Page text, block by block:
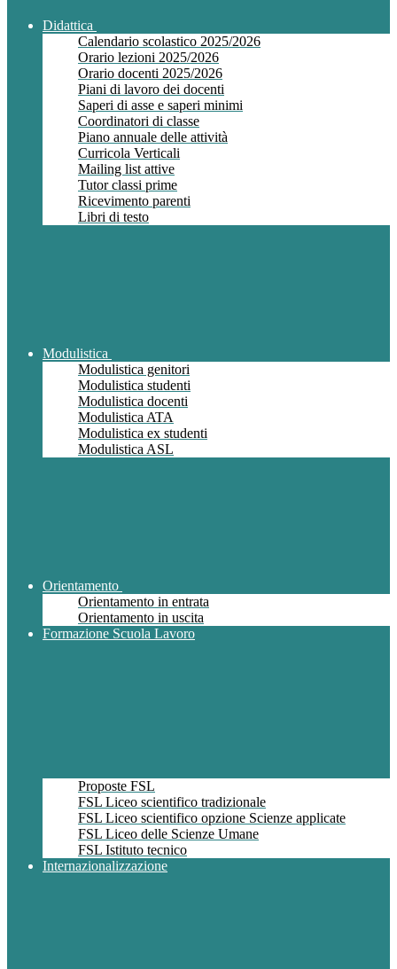
Didattica
Calendario scolastico 2025/2026
Orario lezioni 2025/2026
Orario docenti 2025/2026
Piani di lavoro dei docenti
Saperi di asse e saperi minimi
Coordinatori di classe
Piano annuale delle attività
Curricola Verticali
Mailing list attive
Tutor classi prime
Ricevimento parenti
Libri di testo
Modulistica
Modulistica genitori
Modulistica studenti
Modulistica docenti
Modulistica ATA
Modulistica ex studenti
Modulistica ASL
Orientamento
Orientamento in entrata
Orientamento in uscita
Formazione Scuola Lavoro
Proposte FSL
FSL Liceo scientifico tradizionale
FSL Liceo scientifico opzione Scienze applicate
FSL Liceo delle Scienze Umane
FSL Istituto tecnico
Internazionalizzazione